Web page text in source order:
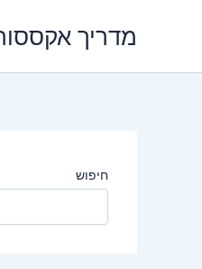
מדריך
חיפוש